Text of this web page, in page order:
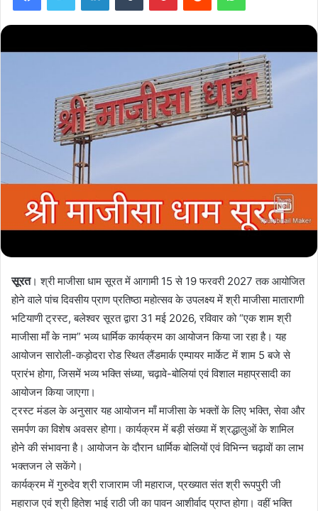
सूरत। श्री माजीसा धाम सूरत में आगामी 15 से 19 फरवरी 2027 तक आयोजित
होने वाले पांच दिवसीय प्राण प्रतिष्ठा महोत्सव के उपलक्ष्य में श्री माजीसा माताराणी
भटियाणी ट्रस्ट, बलेश्वर सूरत द्वारा 31 मई 2026, रविवार को “एक शाम श्री
माजीसा माँ के नाम” भव्य धार्मिक कार्यक्रम का आयोजन किया जा रहा है। यह
आयोजन सारोली-कड़ोदरा रोड स्थित लैंडमार्क एम्पायर मार्केट में शाम 5 बजे से
प्रारंभ होगा, जिसमें भव्य भक्ति संध्या, चढ़ावे-बोलियां एवं विशाल महाप्रसादी का
आयोजन किया जाएगा।
ट्रस्ट मंडल के अनुसार यह आयोजन माँ माजीसा के भक्तों के लिए भक्ति, सेवा और
समर्पण का विशेष अवसर होगा। कार्यक्रम में बड़ी संख्या में श्रद्धालुओं के शामिल
होने की संभावना है। आयोजन के दौरान धार्मिक बोलियों एवं विभिन्न चढ़ावों का लाभ
भक्तजन ले सकेंगे।
कार्यक्रम में गुरुदेव श्री राजाराम जी महाराज, प्रख्यात संत श्री रूपपुरी जी
महाराज एवं श्री हितेश भाई राठी जी का पावन आशीर्वाद प्राप्त होगा। वहीं भक्ति